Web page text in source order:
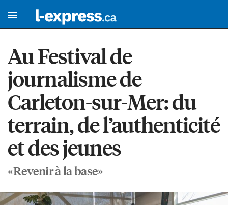
Au Festival de
journalisme de
Carleton-sur-Mer: du
terrain, de l’authenticité
et des jeunes
«Revenir à la base»